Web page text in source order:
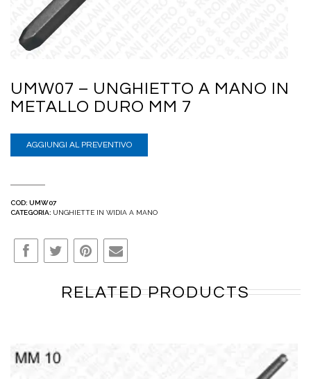
UMW07 – UNGHIETTO A MANO IN
METALLO DURO MM 7
AGGIUNGI AL PREVENTIVO
COD: UMW07
CATEGORIA: UNGHIETTE IN WIDIA A MANO
RELATED PRODUCTS